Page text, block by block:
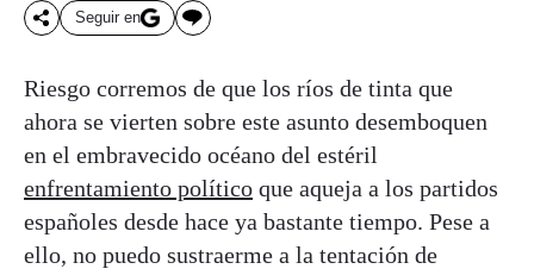
Seguir en
Riesgo corremos de que los ríos de tinta que
ahora se vierten sobre este asunto desemboquen
en el embravecido océano del estéril
enfrentamiento político que aqueja a los partidos
españoles desde hace ya bastante tiempo. Pese a
ello, no puedo sustraerme a la tentación de